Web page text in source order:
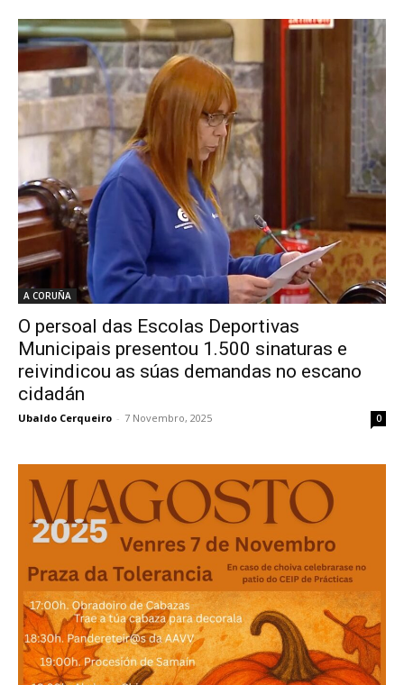
A CORUÑA
O persoal das Escolas Deportivas
Municipais presentou 1.500 sinaturas e
reivindicou as súas demandas no escano
cidadán
Ubaldo Cerqueiro - 7 Novembro, 2025 0